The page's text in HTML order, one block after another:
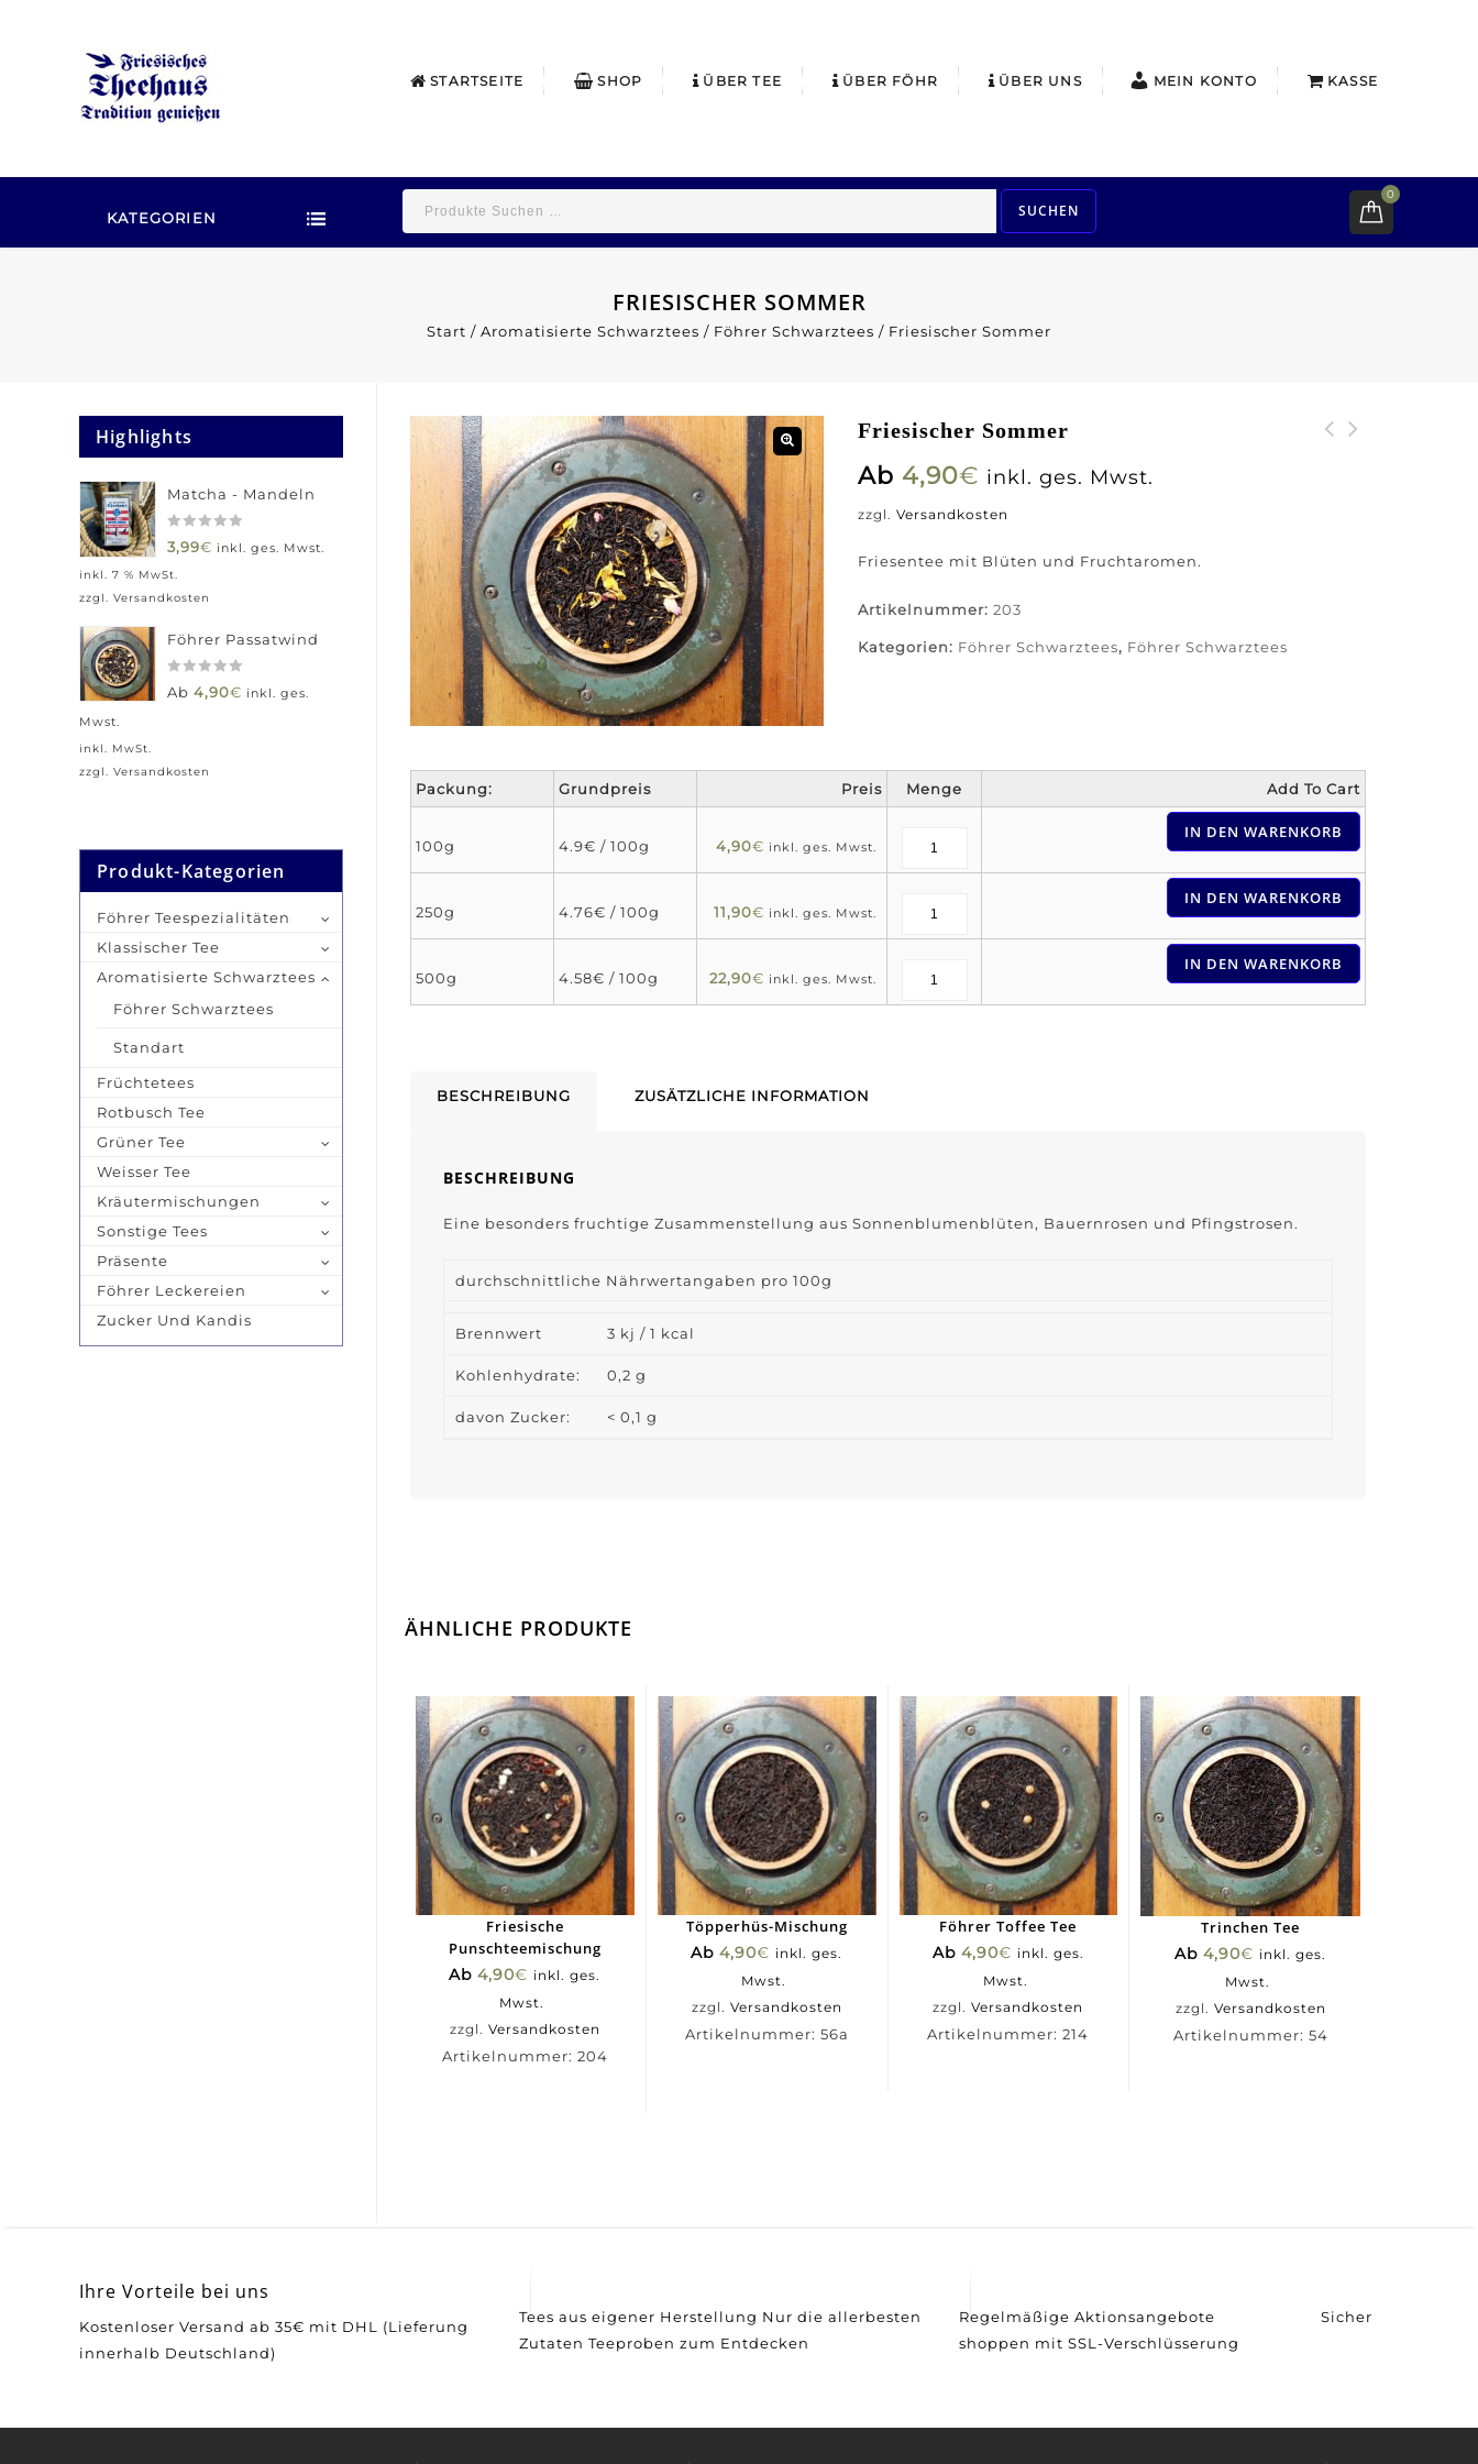
STARTSEITE SHOP ÜBER TEE ÜBER FÖHR ÜBER UNS MEIN KONTO KASSE
KATEGORIEN SUCHEN
0
FRIESISCHER SOMMER
Start / Aromatisierte Schwarztees / Föhrer Schwarztees / Friesischer Sommer
Friesischer Sommer
Ab 4,90€ inkl. ges. Mwst.
zzgl.Versandkosten
Friesentee mit Blüten und Fruchtaromen.
Artikelnummer:203
Kategorien: Föhrer Schwarztees, Föhrer Schwarztees
Packung: Grundpreis Preis Menge Add To Cart
100g 4.9€ / 100g 4,90€ inkl. ges. Mwst.
IN DEN WARENKORB
250g 4.76€ / 100g 11,90€ inkl. ges. Mwst.
IN DEN WARENKORB
500g 4.58€ / 100g 22,90€ inkl. ges. Mwst.
IN DEN WARENKORB
BESCHREIBUNG ZUSÄTZLICHE INFORMATION
BESCHREIBUNG
Eine besonders fruchtige Zusammenstellung aus Sonnenblumenblüten, Bauernrosen und Pfingstrosen.
durchschnittliche Nährwertangaben pro 100g
Brennwert 3 kj / 1 kcal
Kohlenhydrate: 0,2 g
davon Zucker: < 0,1 g
ÄHNLICHE PRODUKTE
Friesische
Punschteemischung
Ab4,90€ inkl. ges.
Mwst.
zzgl. Versandkosten
Artikelnummer: 204
Töpperhüs-Mischung
Ab4,90€ inkl. ges.
Mwst.
zzgl. Versandkosten
Artikelnummer: 56a
Föhrer Toffee Tee
Ab 4,90€ inkl. ges.
Mwst.
zzgl.Versandkosten
Artikelnummer:214
Trinchen Tee
Ab4,90€ inkl. ges.
Mwst.
zzgl. Versandkosten
Artikelnummer: 54
Highlights
Matcha - Mandeln
0
of
5
3,99€ inkl. ges. Mwst.
inkl. 7 % MwSt.
zzgl. Versandkosten
Föhrer Passatwind
0
Ab 4,90€ inkl. ges.
Mwst.
inkl. MwSt.
zzgl. Versandkosten
Produkt-Kategorien
Föhrer Teespezialitäten
Klassischer Tee
Aromatisierte Schwarztees
Föhrer Schwarztees
Standart
Früchtetees
Rotbusch Tee
Grüner Tee
Weisser Tee
Kräutermischungen
Sonstige Tees
Präsente
Föhrer Leckereien
Zucker Und Kandis
Ihre Vorteile bei uns
Kostenloser Versand ab 35€ mit DHL (Lieferung
innerhalb Deutschland)
Tees aus eigener Herstellung Nur die allerbesten
Zutaten Teeproben zum Entdecken
Regelmäßige Aktionsangebote Sicher
shoppen mit SSL-Verschlüsserung